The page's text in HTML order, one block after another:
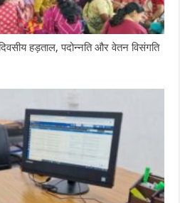
हड़ताल, पदोन्नति और वेतन विसंगति